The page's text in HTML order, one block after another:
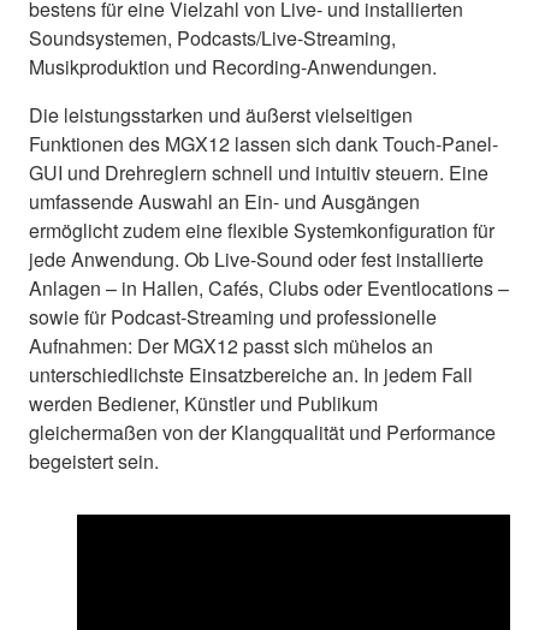
bestens für eine Vielzahl von Live- und installierten
Soundsystemen, Podcasts/Live-Streaming,
Musikproduktion und Recording-Anwendungen.
Die leistungsstarken und äußerst vielseitigen
Funktionen des MGX12 lassen sich dank Touch-Panel-
GUI und Drehreglern schnell und intuitiv steuern. Eine
umfassende Auswahl an Ein- und Ausgängen
ermöglicht zudem eine flexible Systemkonfiguration für
jede Anwendung. Ob Live-Sound oder fest installierte
Anlagen – in Hallen, Cafés, Clubs oder Eventlocations –
sowie für Podcast-Streaming und professionelle
Aufnahmen: Der MGX12 passt sich mühelos an
unterschiedlichste Einsatzbereiche an. In jedem Fall
werden Bediener, Künstler und Publikum
gleichermaßen von der Klangqualität und Performance
begeistert sein.